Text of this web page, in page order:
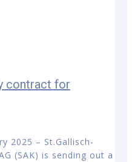
contract for
2025 – St.Gallisch-
(SAK) is sending out a